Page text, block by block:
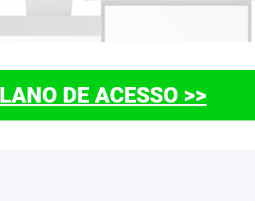
DE ACESSO >>